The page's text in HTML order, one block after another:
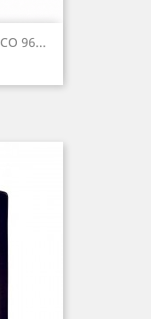
96...